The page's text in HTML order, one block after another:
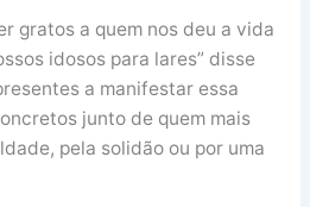
gratos a quem nos deu a vida
idosos para lares” disse
a manifestar essa
junto de quem mais
pela solidão ou por uma